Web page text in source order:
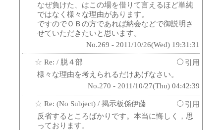
なぜ負けた、はこの場を借りて言えるほど単純
ではなく様々な理由があります。
ですのでＯＢの方であれば納会などで御説明さ
せていただきたいと思います。
No.269 - 2011/10/26(Wed) 19:31:31
☆ Re: / 脱４部
引用
様々な理由を考えられるだけあげなさい。
No.270 - 2011/10/27(Thu) 04:42:39
☆ Re: (No Subject) / 掲示板係伊藤
引用
反省するところばかりです。本当に悔しく，思
っております。